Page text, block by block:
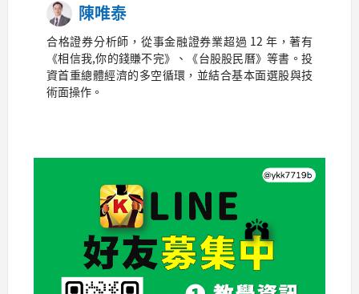
陳唯泰
合格證券分析師，從事金融證券業超過 12 年，著有
《相信我,你的錢賺不完》、《台股股民曆》等書。投
資首重總體經濟的多空循環，並結合基本面選股與技
術面操作。